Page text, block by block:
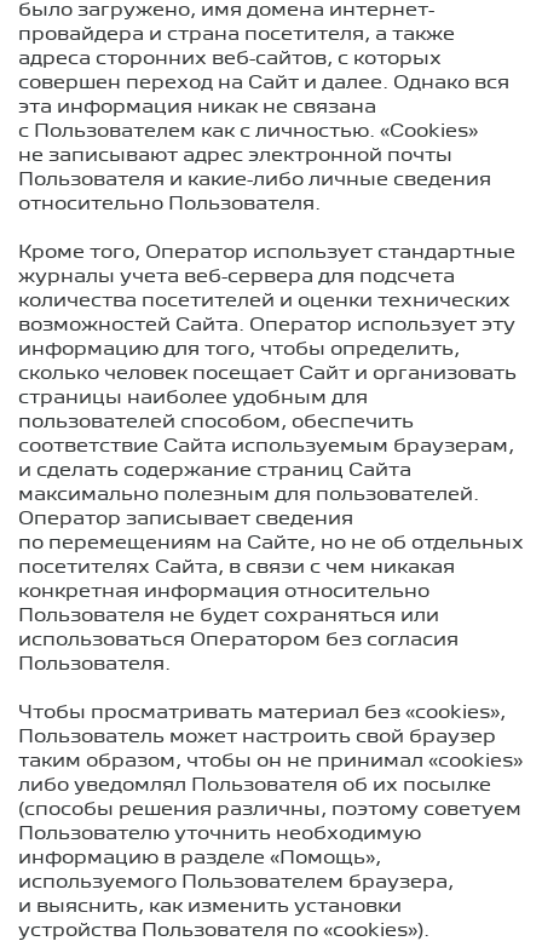
было загружено, имя домена интернет-
провайдера и страна посетителя, а также
адреса сторонних веб-сайтов, с которых
совершен переход на Сайт и далее. Однако вся
эта информация никак не связана
с Пользователем как с личностью. «Cookies»
не записывают адрес электронной почты
Пользователя и какие-либо личные сведения
относительно Пользователя.
Кроме того, Оператор использует стандартные
журналы учета веб-сервера для подсчета
количества посетителей и оценки технических
возможностей Сайта. Оператор использует эту
информацию для того, чтобы определить,
сколько человек посещает Сайт и организовать
страницы наиболее удобным для
пользователей способом, обеспечить
соответствие Сайта используемым браузерам,
и сделать содержание страниц Сайта
максимально полезным для пользователей.
Оператор записывает сведения
по перемещениям на Сайте, но не об отдельных
посетителях Сайта, в связи с чем никакая
конкретная информация относительно
Пользователя не будет сохраняться или
использоваться Оператором без согласия
Пользователя.
Чтобы просматривать материал без «cookies»,
Пользователь может настроить свой браузер
таким образом, чтобы он не принимал «cookies»
либо уведомлял Пользователя об их посылке
(способы решения различны, поэтому советуем
Пользователю уточнить необходимую
информацию в разделе «Помощь»,
используемого Пользователем браузера,
и выяснить, как изменить установки
устройства Пользователя по «cookies»).